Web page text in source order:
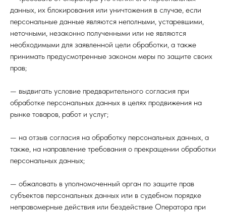
данных, их блокирования или уничтожения в случае, если
персональные данные являются неполными, устаревшими,
неточными, незаконно полученными или не являются
необходимыми для заявленной цели обработки, а также
принимать предусмотренные законом меры по защите своих
прав;
— выдвигать условие предварительного согласия при
обработке персональных данных в целях продвижения на
рынке товаров, работ и услуг;
— на отзыв согласия на обработку персональных данных, а
также, на направление требования о прекращении обработки
персональных данных;
— обжаловать в уполномоченный орган по защите прав
субъектов персональных данных или в судебном порядке
неправомерные действия или бездействие Оператора при